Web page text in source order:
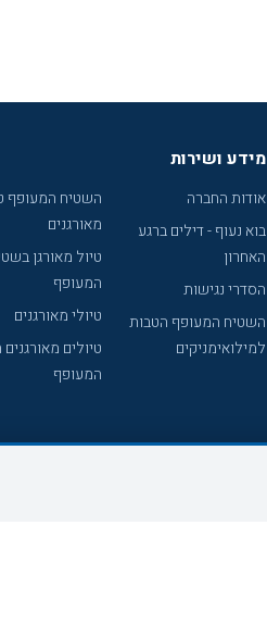
מידע ושירות
אודות החברה
בוא נעוף - דילים ברגע
האחרון
הסדרי נגישות
השטיח המעופף הטבות
למילואימניקים
השטיח המעופף
מאורגנים
טיול מאורגן
המעופף
טיולי מאורגנים
טיולים
המעופף